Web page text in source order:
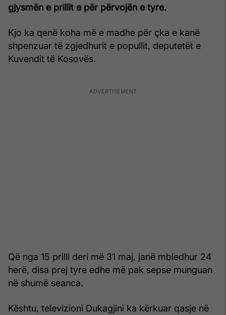
gjysmën e prillit e për përvojën e tyre.
Kjo ka qenë koha më e madhe për çka e kanë
shpenzuar të zgjedhurit e popullit, deputetët e
Kuvendit të Kosovës.
Që nga 15 prilli deri më 31 maj, janë mbledhur 24
herë, disa prej tyre edhe më pak sepse munguan
në shumë seanca.
Kështu, televizioni Dukagjini ka kërkuar qasje në